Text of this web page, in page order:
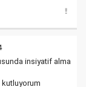
insiyatif alma
kutluyorum